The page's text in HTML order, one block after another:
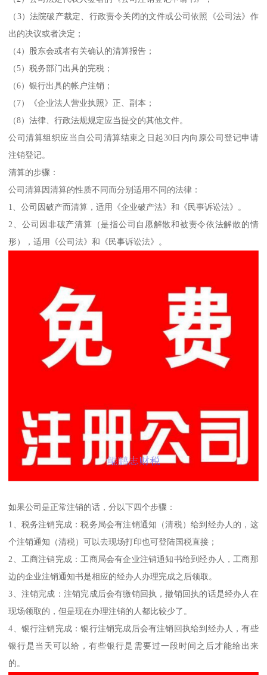
（3）法院破产裁定、行政责令关闭的文件或公司依照《公司法》作
出的决议或者决定；
（4）股东会或者有关确认的清算报告；
（5）税务部门出具的完税；
（6）银行出具的帐户注销；
（7）《企业法人营业执照》正、副本；
（8）法律、行政法规规定应当提交的其他文件。
公司清算组织应当自公司清算结束之日起30日内向原公司登记申请
注销登记。
清算的步骤：
公司清算因清算的性质不同而分别适用不同的法律：
1、公司因破产而清算，适用《企业破产法》和《民事诉讼法》。
2、公司因非破产清算（是指公司自愿解散和被责令依法解散的情
形），适用《公司法》和《民事诉讼法》。
如果公司是正常注销的话，分以下四个步骤：
1、税务注销完成：税务局会有注销通知（清税）给到经办人的，这
个注销通知（清税）可以去现场打印也可登陆国税直接；
2、工商注销完成：工商局会有企业注销通知书给到经办人，工商那
边的企业注销通知书是相应的经办人办理完成之后领取。
3、注销完成：注销完成后会有缴销回执，撤销回执的话是经办人在
现场领取的，但是现在办理注销的人都比较少了。
4、银行注销完成：银行注销完成后会有注销回执给到经办人，有些
银行是当天可以给，有些银行是需要过一段时间之后才能给出来
的。